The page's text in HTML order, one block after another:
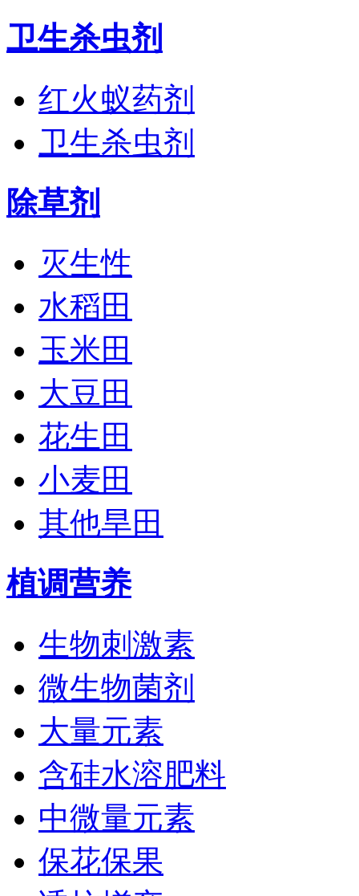
卫生杀虫剂
红火蚁药剂
卫生杀虫剂
除草剂
灭生性
水稻田
玉米田
大豆田
花生田
小麦田
其他旱田
植调营养
生物刺激素
微生物菌剂
大量元素
含硅水溶肥料
中微量元素
保花保果